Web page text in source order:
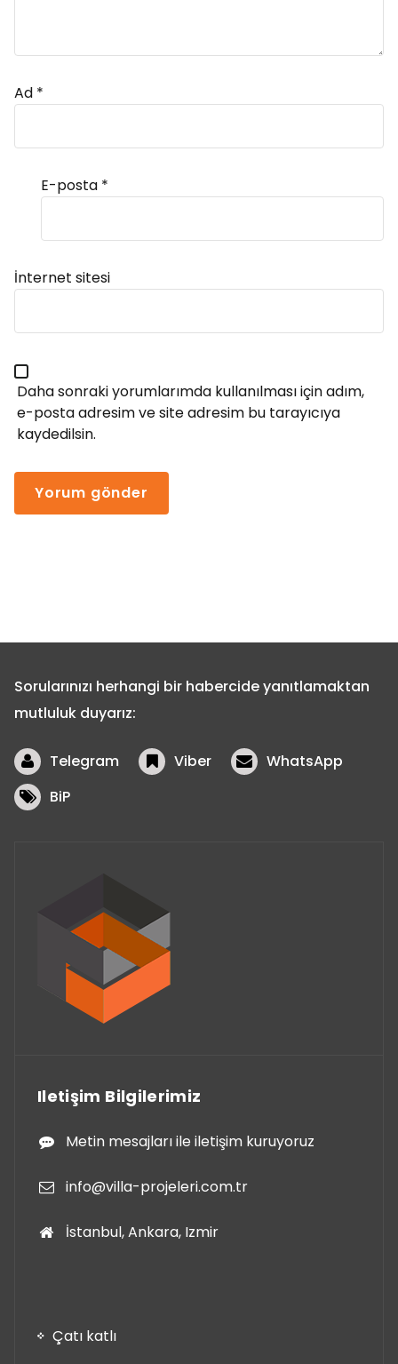
Ad *
E-posta *
İnternet sitesi
Daha sonraki yorumlarımda kullanılması için adım,
e-posta adresim ve site adresim bu tarayıcıya
kaydedilsin.
Alternative:
Sorularınızı herhangi bir habercide yanıtlamaktan
mutluluk duyarız:
Telegram Viber
WhatsApp
BiP
Iletişim Bilgilerimiz
Metin mesajları ile iletişim kuruyoruz
info@villa-projeleri.com.tr
İstanbul, Ankara, Izmir
Çatı katlı